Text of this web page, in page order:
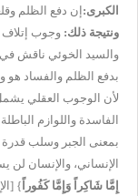
الكبرى:إن دفع الظلم
ونتيجة ذلك: وجوب إتلاف
والسيد الخوئي ناقش في
بدفع الظلم والفساد هو
لأن الوجوب العقلي يشمل
الفاسدة واللوازم
بمعنى الجبر وسلب قدرة
الإنساني، والإنسان لن
إِمَّا شَاكِراً وَإِمَّا كَفُوراً}